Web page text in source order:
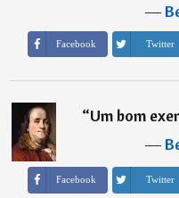
―
Facebook Twitter
“Um bom
―
Facebook Twitter